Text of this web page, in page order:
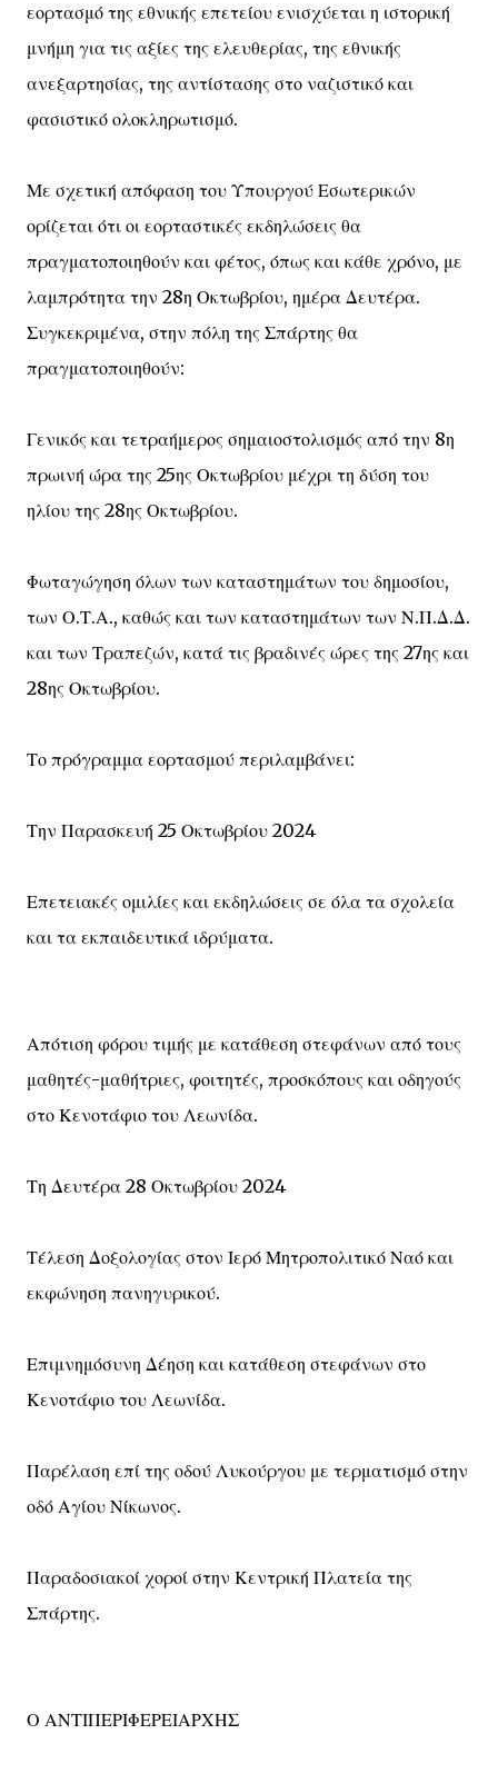
εορτασμό της εθνικής επετείου ενισχύεται η ιστορική
μνήμη για τις αξίες της ελευθερίας, της εθνικής
ανεξαρτησίας, της αντίστασης στο ναζιστικό και
φασιστικό ολοκληρωτισμό.
Με σχετική απόφαση του Υπουργού Εσωτερικών
ορίζεται ότι οι εορταστικές εκδηλώσεις θα
πραγματοποιηθούν και φέτος, όπως και κάθε χρόνο, με
λαμπρότητα την 28η Οκτωβρίου, ημέρα Δευτέρα.
Συγκεκριμένα, στην πόλη της Σπάρτης θα
πραγματοποιηθούν:
Γενικός και τετραήμερος σημαιοστολισμός από την 8η
πρωινή ώρα της 25ης Οκτωβρίου μέχρι τη δύση του
ηλίου της 28ης Οκτωβρίου.
Φωταγώγηση όλων των καταστημάτων του δημοσίου,
των Ο.Τ.Α., καθώς και των καταστημάτων των Ν.Π.Δ.Δ.
και των Τραπεζών, κατά τις βραδινές ώρες της 27ης και
28ης Οκτωβρίου.
Το πρόγραμμα εορτασμού περιλαμβάνει:
Την Παρασκευή 25 Οκτωβρίου 2024
Επετειακές ομιλίες και εκδηλώσεις σε όλα τα σχολεία
και τα εκπαιδευτικά ιδρύματα.
Απότιση φόρου τιμής με κατάθεση στεφάνων από τους
μαθητές-μαθήτριες, φοιτητές, προσκόπους και οδηγούς
στο Κενοτάφιο του Λεωνίδα.
Τη Δευτέρα 28 Οκτωβρίου 2024
Τέλεση Δοξολογίας στον Ιερό Μητροπολιτικό Ναό και
εκφώνηση πανηγυρικού.
Επιμνημόσυνη Δέηση και κατάθεση στεφάνων στο
Κενοτάφιο του Λεωνίδα.
Παρέλαση επί της οδού Λυκούργου με τερματισμό στην
οδό Αγίου Νίκωνος.
Παραδοσιακοί χοροί στην Κεντρική Πλατεία της
Σπάρτης.
Ο ΑΝΤΙΠΕΡΙΦΕΡΕΙΑΡΧΗΣ